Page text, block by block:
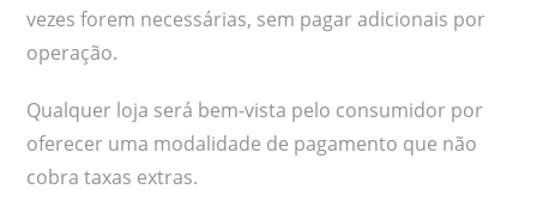
vezes forem necessárias, sem pagar adicionais por
operação.
Qualquer loja será bem-vista pelo consumidor por
oferecer uma modalidade de pagamento que não
cobra taxas extras.